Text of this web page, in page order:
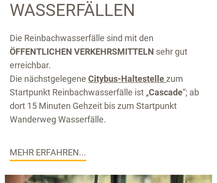
WASSERFÄLLEN
Die Reinbachwasserfälle sind mit den
ÖFFENTLICHEN VERKEHRSMITTELN sehr gut
erreichbar.
Die nächstgelegene Citybus-Haltestellezum
Startpunkt Reinbachwasserfälle ist „Cascade“; ab
dort 15 Minuten Gehzeit bis zum Startpunkt
Wanderweg Wasserfälle.
MEHR ERFAHREN...